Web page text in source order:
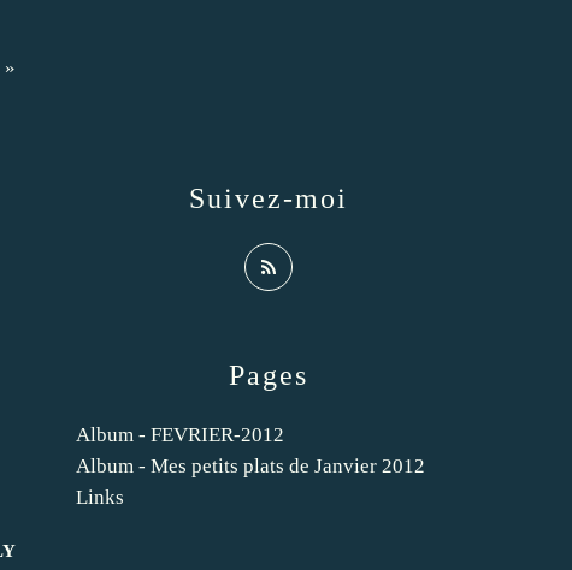
Pages
Album - FEVRIER-2012
Album - Mes petits plats de Janvier 2012
Links
Suivez-moi